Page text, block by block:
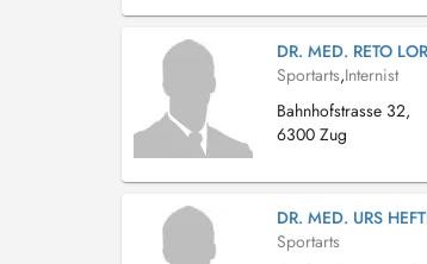
DR. MED. RETO
Sportarts,Internist
Bahnhofstrasse 32,
6300 Zug
DR. MED. URS
Sportarts